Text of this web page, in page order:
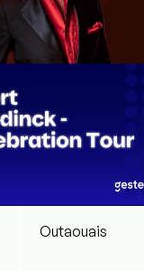
Outaouais